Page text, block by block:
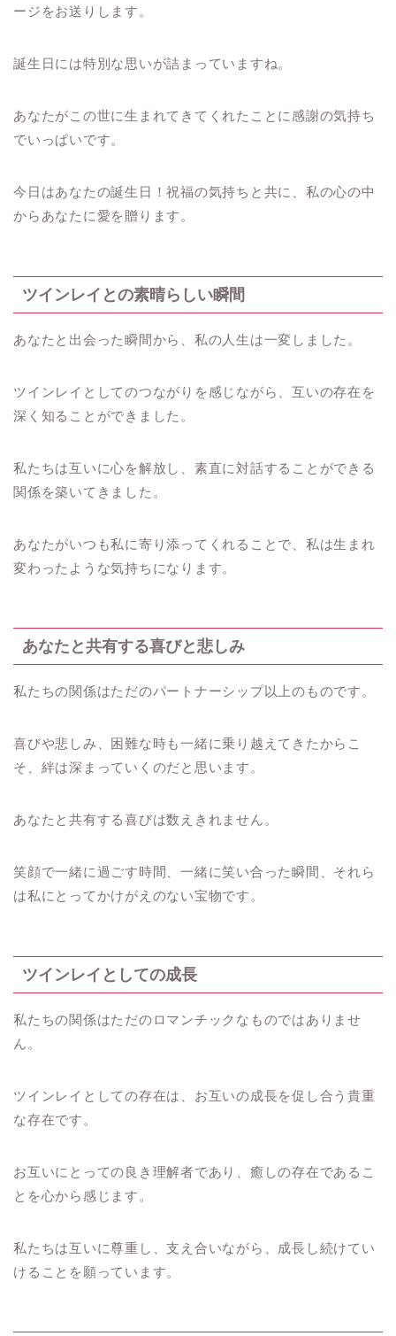
ージをお送りします。
誕生日には特別な思いが詰まっていますね。
あなたがこの世に生まれてきてくれたことに感謝の気持ち
でいっぱいです。
今日はあなたの誕生日！祝福の気持ちと共に、私の心の中
からあなたに愛を贈ります。
ツインレイとの素晴らしい瞬間
あなたと出会った瞬間から、私の人生は一変しました。
ツインレイとしてのつながりを感じながら、互いの存在を
深く知ることができました。
私たちは互いに心を解放し、素直に対話することができる
関係を築いてきました。
あなたがいつも私に寄り添ってくれることで、私は生まれ
変わったような気持ちになります。
あなたと共有する喜びと悲しみ
私たちの関係はただのパートナーシップ以上のものです。
喜びや悲しみ、困難な時も一緒に乗り越えてきたからこ
そ、絆は深まっていくのだと思います。
あなたと共有する喜びは数えきれません。
笑顔で一緒に過ごす時間、一緒に笑い合った瞬間、それら
は私にとってかけがえのない宝物です。
ツインレイとしての成長
私たちの関係はただのロマンチックなものではありませ
ん。
ツインレイとしての存在は、お互いの成長を促し合う貴重
な存在です。
お互いにとっての良き理解者であり、癒しの存在であるこ
とを心から感じます。
私たちは互いに尊重し、支え合いながら、成長し続けてい
けることを願っています。